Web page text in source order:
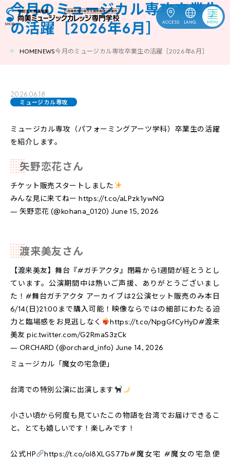
ACCESS LANG.
受験生応援 OPEN
お問合せ ACCESS
訪問者別
募集学科
募集要項
講師一覧
デビュー・就職
今月のミュージカル専攻卒業生
の活躍［2026年6月］
HOMENEWS今月のミュージカル専攻卒業生の活躍［2026年6月］
2026.06.18
ミュージカル専攻
ミュージカル専攻 （パフォーミングアーツ学科）卒業生の活躍
を紹介します。
矢野恋花さん
チケット販売スタートしました
みんな見に来てねーhttps://t.co/aLPzk1ywNQ
— 矢野恋花 (@kohana_0120)June 15, 2026
渡来美友さん
【渡来美友】舞台『#ガチアクタ』閉幕から1週間が経とうとし
ています。公演期間中は熱いご声援、ありがとうございまし
た！ #舞台ガチアクタ アーカイブは2公演セット販売のみ本日
6/14(日)21:00まで購入可能！映像ならではの細部にわたる迫
力と臨場感をお見逃しなく
https://t.co/NpgGfCyHyD#渡来
美友 pic.twitter.com/G2RmaS3zCk
— ORCHARD (@orchard_info) June 14, 2026
ミュージカル「魔女の宅急便」
台湾での特別公演に出演します
小さい頃から何度も見ていたこの物語を台湾でお届けできるこ
と、とても嬉しいです！楽しみです！
公式HP https://t.co/oI8XLGS77b#魔女宅 #魔女の宅急便